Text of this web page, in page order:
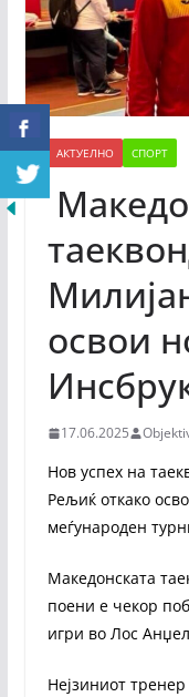
АКТУЕЛНО СПОРТ
освои
17.06.2025
Нов успех на
Рељиќ откако
меѓународен
Македонската
поени е чекор
игри во Лос
Нејзиниот